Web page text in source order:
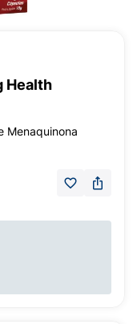
Health
Menaquinona